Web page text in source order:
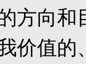
方向
价值的